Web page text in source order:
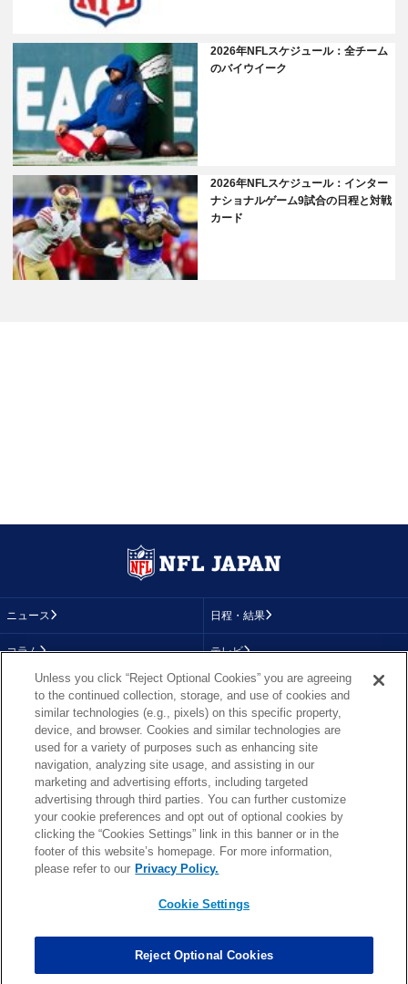
2026年NFLスケジュール：全チーム
のバイウイーク
2026年NFLスケジュール：インター
ナショナルゲーム9試合の日程と対戦
カード
ニュース 日程・結果
コラム テレビ
画像
順位表
About NFL
More NFL 特集
TOP お問い合わせ FAQ
PHOTO BY AP Images / PHOTO BY Getty Images
Unless you click “Reject Optional Cookies” you are agreeing
to the continued collection, storage, and use of cookies and
similar technologies (e.g., pixels) on this specific property,
device, and browser. Cookies and similar technologies are
used for a variety of purposes such as enhancing site
navigation, analyzing site usage, and assisting in our
marketing and advertising efforts, including targeted
advertising through third parties. You can further customize
your cookie preferences and opt out of optional cookies by
clicking the “Cookies Settings” link in this banner or in the
footer of this website’s homepage. For more information,
please refer to our Privacy Policy.
Cookie Settings
Reject Optional Cookies